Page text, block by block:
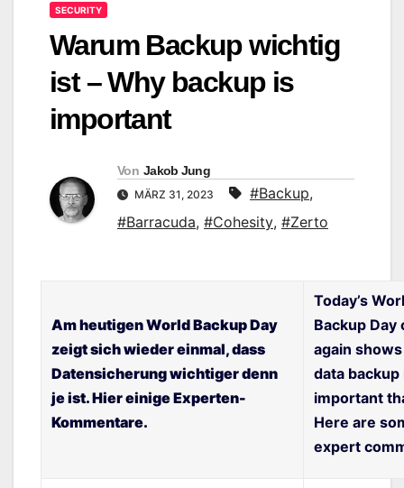
SECURITY
Warum Backup wichtig
ist – Why backup is
important
Von Jakob Jung
MÄRZ 31, 2023 #Backup,
#Barracuda, #Cohesity, #Zerto
Am heutigen World Backup Day
zeigt sich wieder einmal, dass
Datensicherung wichtiger denn
je ist. Hier einige Experten-
Kommentare.
Today’s
Backup Day
again
data
important
Here are
expert